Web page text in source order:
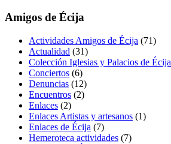
Amigos de Écija
Actividades Amigos de Écija (71)
Actualidad (31)
Colección Iglesias y Palacios de Écija
Conciertos (6)
Denuncias (12)
Encuentros (2)
Enlaces (2)
Enlaces Artistas y artesanos (1)
Enlaces de Écija (7)
Hemeroteca actividades (7)